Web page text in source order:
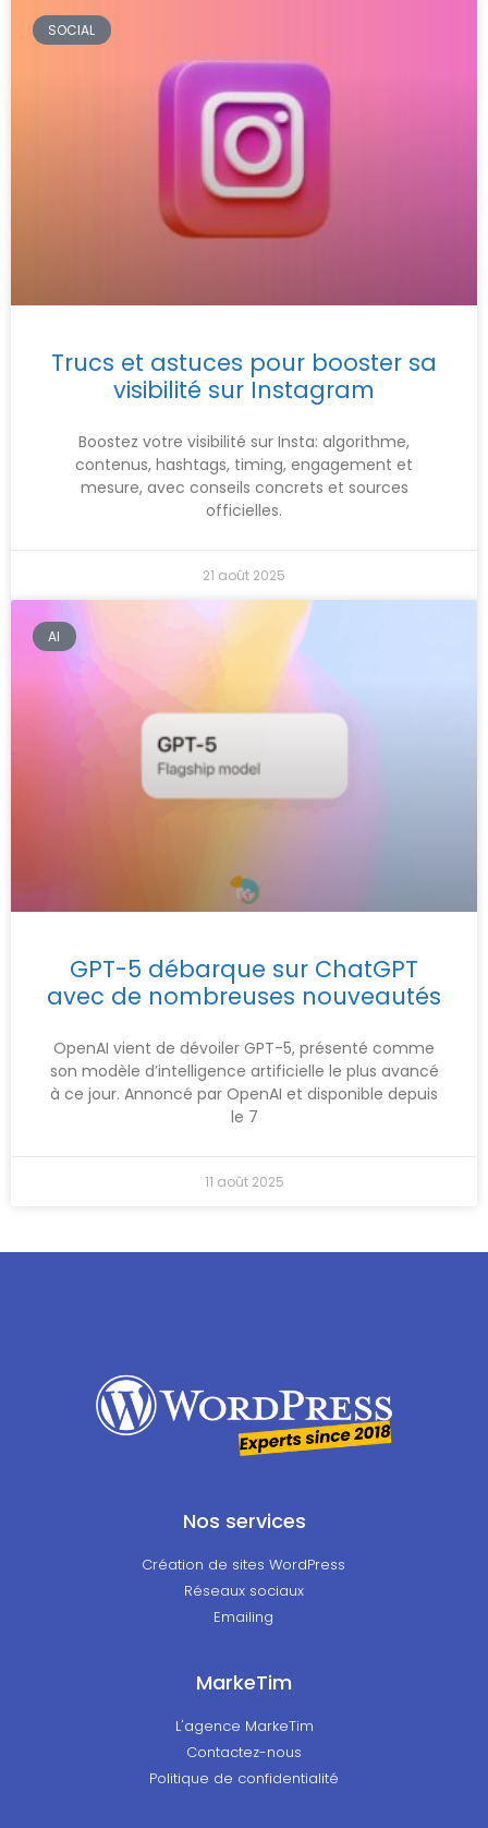
SOCIAL
Trucs et astuces pour booster sa
visibilité sur Instagram
Boostez votre visibilité sur Insta: algorithme,
contenus, hashtags, timing, engagement et
mesure, avec conseils concrets et sources
officielles.
21 août 2025
AI
GPT-5 débarque sur ChatGPT
avec de nombreuses nouveautés
OpenAI vient de dévoiler GPT-5, présenté comme
son modèle d’intelligence artificielle le plus avancé
à ce jour. Annoncé par OpenAI et disponible depuis
le 7
11 août 2025
Nos services
Création de sites WordPress
Réseaux sociaux
Emailing
MarkeTim
L'agence MarkeTim
Contactez-nous
Politique de confidentialité